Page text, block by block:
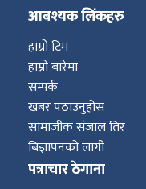
आबश्यक लिंकहरु
हाम्रो टिम
हाम्रो बारेमा
सम्पर्क
खबर पठाउनुहोस
सामाजीक संजाल तिर
बिज्ञापनको लागी
पत्राचार ठेगाना